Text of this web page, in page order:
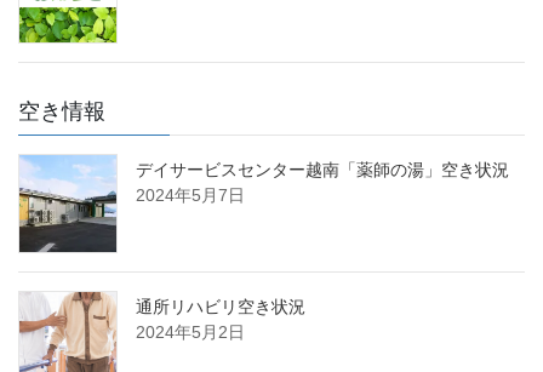
空き情報
デイサービスセンター越南「薬師の湯」空き状況
2024年5月7日
通所リハビリ空き状況
2024年5月2日